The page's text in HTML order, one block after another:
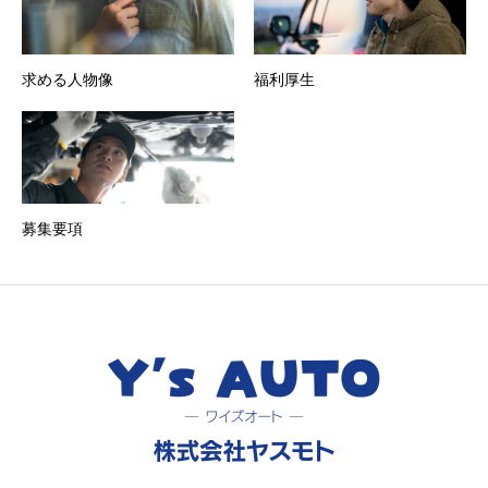
求める人物像 福利厚生
募集要項